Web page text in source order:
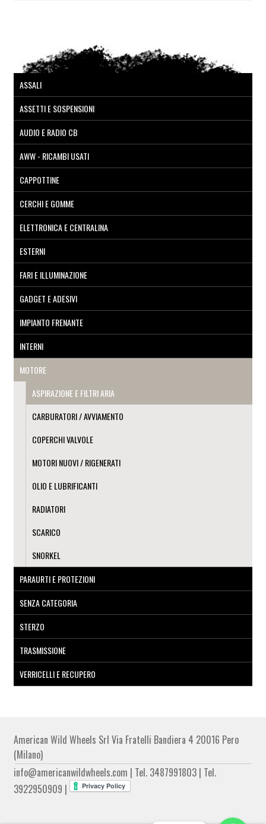
ASSALI
ASSETTI E SOSPENSIONI
AUDIO E RADIO CB
AWW - RICAMBI USATI
CAPPOTTINE
CERCHI E GOMME
ELETTRONICA E CENTRALINA
ESTERNI
FARI E ILLUMINAZIONE
GADGET E ADESIVI
IMPIANTO FRENANTE
INTERNI
MOTORE
ASPIRAZIONE E FILTRI ARIA
CARBURATORI / AVVIAMENTO
COPERCHI VALVOLE
MOTORI NUOVI / RIGENERATI
OLIO E LUBRIFICANTI
RADIATORI
SCARICO
SNORKEL
PARAURTI E PROTEZIONI
SENZA CATEGORIA
STERZO
TRASMISSIONE
VERRICELLI E RECUPERO
American Wild Wheels Srl Via Fratelli Bandiera 4 20016 Pero
(Milano)
info@americanwildwheels.com | Tel. 3487991803 | Tel.
3922950909 |